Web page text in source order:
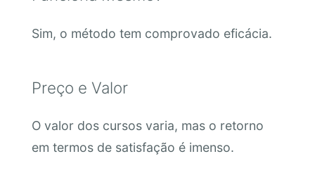
Sim, o método tem comprovado eficácia.
Preço e Valor
O valor dos cursos varia, mas o retorno
em termos de satisfação é imenso.